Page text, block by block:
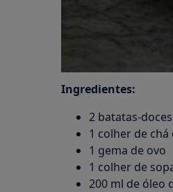
Ingredientes:
2 batatas-
1 colher de chá
1 gema de ovo
1 colher de
200 ml de óleo